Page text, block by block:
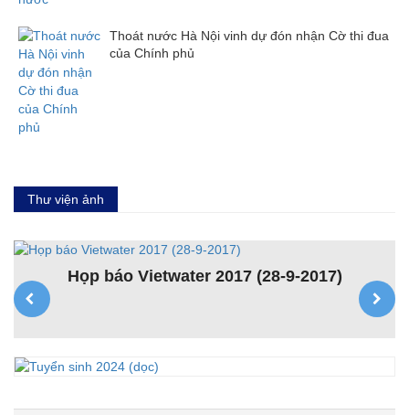
Thoát nước Hà Nội vinh dự đón nhận Cờ thi đua
của Chính phủ
Thư viện ảnh
Họp báo Vietwater 2017 (28-9-2017)